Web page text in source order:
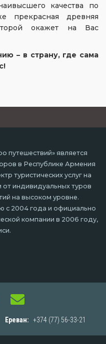
качества по
прекрасная древняя
окажет на Вас
– в страну, где сама
путешествий» является
в Республике Армения
туристических услуг на
индивидуальных туров
на высоком уровне.
с 2004 года и официально
компании в 2006 году,
Ереван: +374 (77) 56-33-21